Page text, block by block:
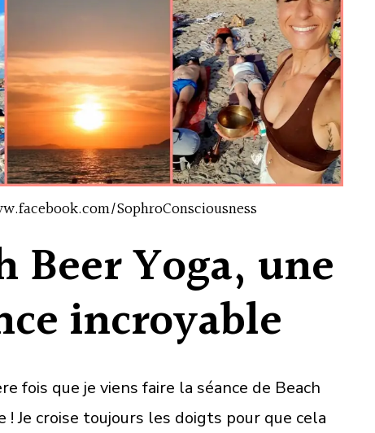
SophroConsciousness
Beer Yoga, une
incroyable
fois que je viens faire la séance de Beach
! Je croise toujours les doigts pour que cela